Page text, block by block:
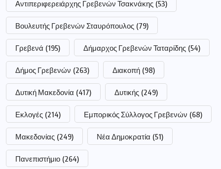
Αντιπεριφερειάρχης Γρεβενών Τσακνάκης (53)
Βουλευτής Γρεβενών Σταυρόπουλος (79)
Γρεβενά (195) Δήμαρχος Γρεβενών Ταταρίδης (54)
Δήμος Γρεβενών (263) Διακοπή (98)
Δυτική Μακεδονία (417) Δυτικής (249)
Εκλογές (214) Εμπορικός Σύλλογος Γρεβενών (68)
Μακεδονίας (249) Νέα Δημοκρατία (51)
Πανεπιστήμιο (264)